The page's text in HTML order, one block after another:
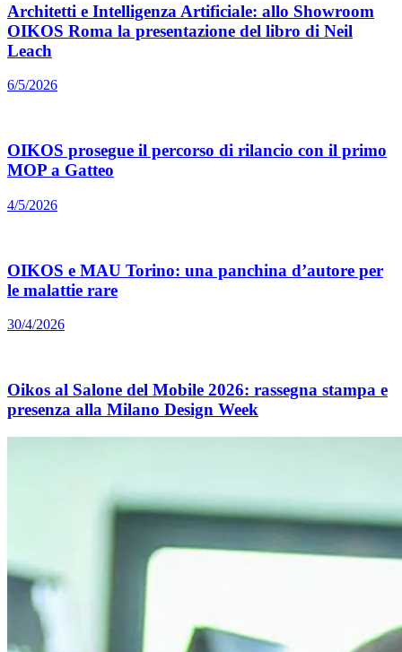
Architetti e Intelligenza Artificiale: allo Showroom
OIKOS Roma la presentazione del libro di Neil
Leach
6/5/2026
OIKOS prosegue il percorso di rilancio con il primo
MOP a Gatteo
4/5/2026
OIKOS e MAU Torino: una panchina d’autore per
le malattie rare
30/4/2026
Oikos al Salone del Mobile 2026: rassegna stampa e
presenza alla Milano Design Week